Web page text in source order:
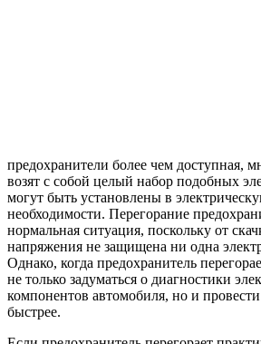
предохранители более чем доступная,
возят с собой целый набор подобных
могут быть установлены в
необходимости. Перегорание
нормальная ситуация, поскольку от
напряжения не защищена ни одна
Однако, когда предохранитель
не только задуматься о диагностики
компонентов автомобиля, но и
быстрее.